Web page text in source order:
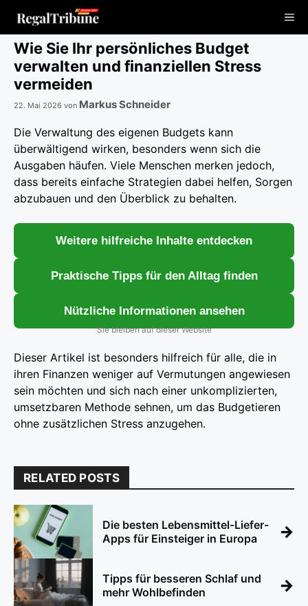
Inhalt
springen
Wie Sie Ihr persönliches Budget
verwalten und finanziellen Stress
vermeiden
22. Mai 2026 von Markus Schneider
Die Verwaltung des eigenen Budgets kann
überwältigend wirken, besonders wenn sich die
Ausgaben häufen. Viele Menschen merken jedoch,
dass bereits einfache Strategien dabei helfen, Sorgen
abzubauen und den Überblick zu behalten.
Weitere hilfreiche Inhalte entdecken
Praktische Tipps für den Alltag finden
Nützliche Informationen ansehen
Sie bleiben auf dieser Website
Dieser Artikel ist besonders hilfreich für alle, die in
ihren Finanzen weniger auf Vermutungen angewiesen
sein möchten und sich nach einer unkomplizierten,
umsetzbaren Methode sehnen, um das Budgetieren
ohne zusätzlichen Stress anzugehen.
RELATED POSTS
Die besten Lebensmittel-Liefer-
Apps für Einsteiger in Europa
→
Tipps für besseren Schlaf und
mehr Wohlbefinden
→